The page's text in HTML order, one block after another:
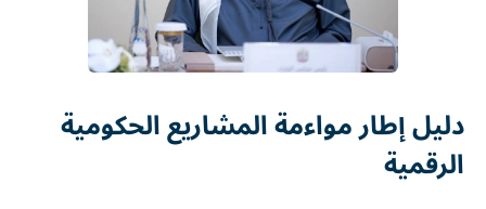
دليل إطار مواءمة المشاريع الحكومية
الرقمية